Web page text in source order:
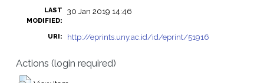
LAST
MODIFIED:
30 Jan 2019 14:46
URI: http://eprints.uny.ac.id/id/eprint/51916
Actions (login required)